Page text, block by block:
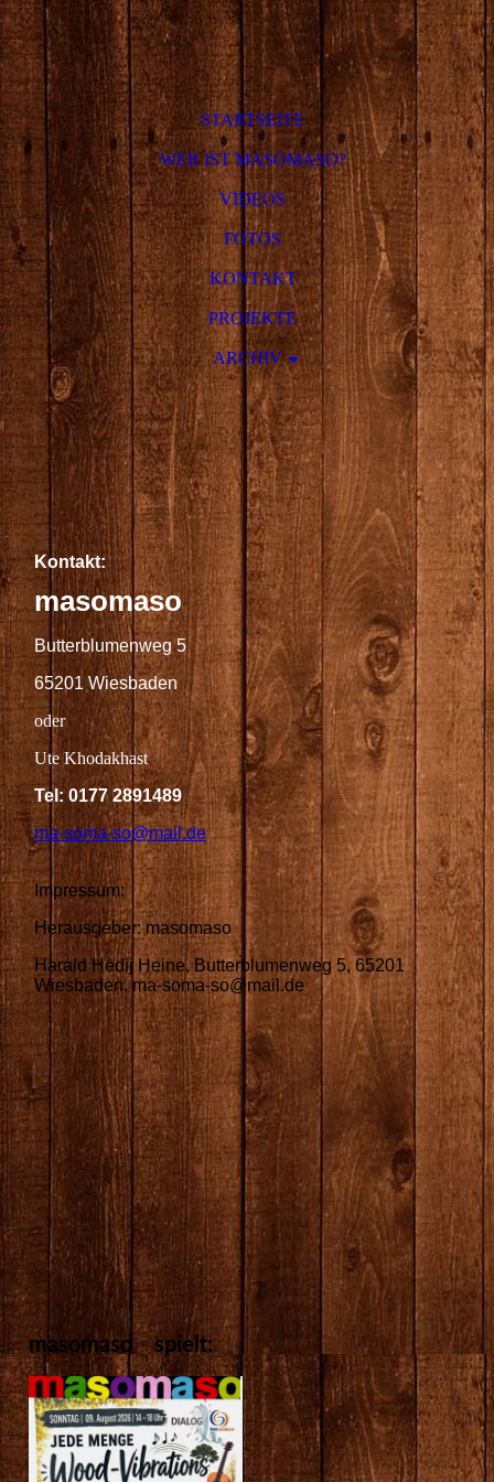
STARTSEITE
WER IST MASOMASO?
VIDEOS
FOTOS
KONTAKT
PROJEKTE
ARCHIV
Kontakt:
masomaso
Butterblumenweg 5
65201 Wiesbaden
oder
Ute Khodakhast
Tel: 0177 2891489
ma-soma-so@mail.de
Impressum:
Herausgeber: masomaso
Harald Hedij Heine, Butterblumenweg 5, 65201
Wiesbaden, ma-soma-so@mail.de
masomaso spielt: